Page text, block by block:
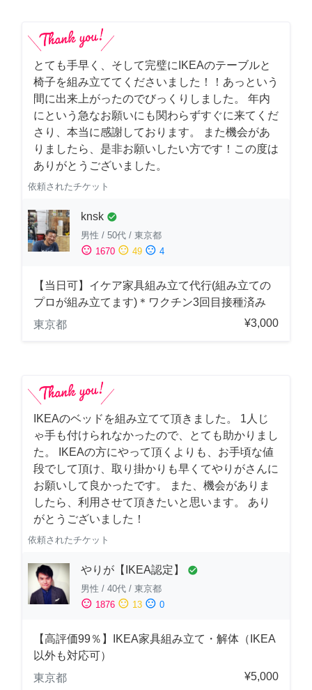
とても手早く、そして完璧にIKEAのテーブルと
椅子を組み立ててくださいました！！あっという
間に出来上がったのでびっくりしました。 年内
にという急なお願いにも関わらずすぐに来てくだ
さり、本当に感謝しております。 また機会があ
りましたら、是非お願いしたい方です！この度は
ありがとうございました。
依頼されたチケット
knsk check_circle
男性 / 50代 / 東京都
sentiment_satisfied 1670 sentiment_neutral 49 sentiment_dissatisfied 4
【当日可】イケア家具組み立て代行(組み立ての
プロが組み立てます)＊ワクチン3回目接種済み
東京都
¥3,000
IKEAのベッドを組み立てて頂きました。 1人じ
ゃ手も付けられなかったので、とても助かりまし
た。 IKEAの方にやって頂くよりも、お手頃な値
段でして頂け、取り掛かりも早くてやりがさんに
お願いして良かったです。 また、機会がありま
したら、利用させて頂きたいと思います。 あり
がとうございました！
依頼されたチケット
やりが【IKEA認定】 check_circle
男性 / 40代 / 東京都
sentiment_satisfied 1876 sentiment_neutral 13 sentiment_dissatisfied 0
【高評価99％】IKEA家具組み立て・解体（IKEA
以外も対応可）
東京都
¥5,000